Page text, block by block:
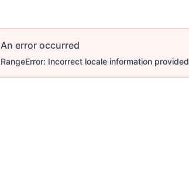
An error occurred
RangeError: Incorrect locale information provided